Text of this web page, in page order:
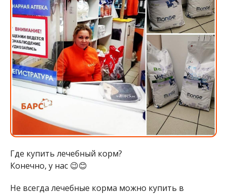
Где купить лечебный корм?
Конечно, у нас 😉😊
Не всегда лечебные корма можно купить в